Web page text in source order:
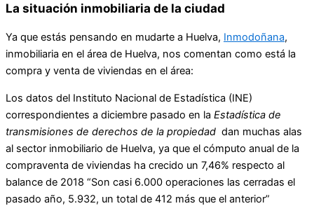
La situación inmobiliaria de la ciudad
Ya que estás pensando en mudarte a Huelva, Inmodoñana,
inmobiliaria en el área de Huelva, nos comentan como está la
compra y venta de viviendas en el área:
Los datos del Instituto Nacional de Estadística (INE)
correspondientes a diciembre pasado en la Estadística de
transmisiones de derechos de la propiedad dan muchas alas
al sector inmobiliario de Huelva, ya que el cómputo anual de la
compraventa de viviendas ha crecido un 7,46% respecto al
balance de 2018 “Son casi 6.000 operaciones las cerradas el
pasado año, 5.932, un total de 412 más que el anterior”